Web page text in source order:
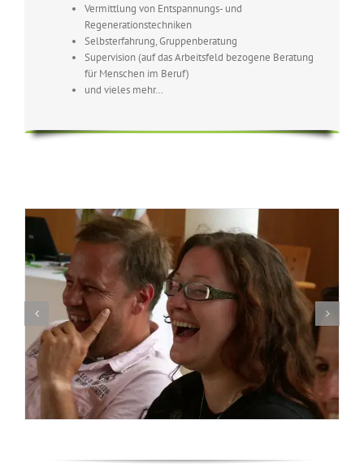
Vermittlung von Entspannungs- und
Regenerationstechniken
Selbsterfahrung, Gruppenberatung
Supervision (auf das Arbeitsfeld bezogene Beratung
für Menschen im Beruf)
und vieles mehr…